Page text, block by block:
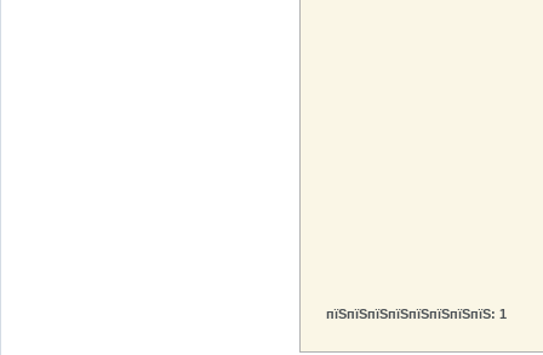
пїЅпїЅпїЅпїЅпїЅпїЅпїЅпїЅ: 1